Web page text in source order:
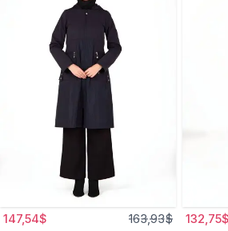
147,54$ 163,93$ 132,75$